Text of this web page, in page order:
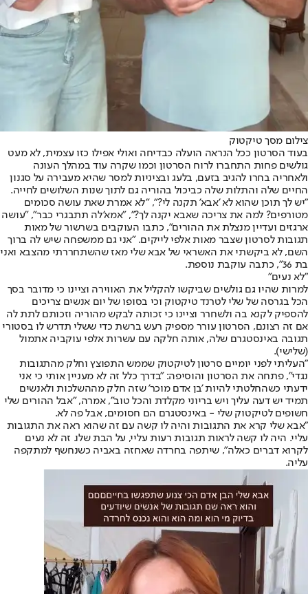
צילום מסך טיקטוק
בעוד הסרטון ככל הנראה הועלה כבדיחה ואולי אפילו כזו עצמית, לא מעט
גולשים פחות התחברו לרוח הסרטון וכמו שקרה עוד במהלך העונה
ולאחריה בחרו להגיב בזעם, בלעג ובציניות למסר שהיא מעבירה על סגנון
החיים שלה והתלות שלה כביכול בהוריה גם לתוך שנות השלושים לחייה.
"יש לך תוכן שהוא לא 'אבא' תקנה לי?", "לא אמרת שאת עושה סכומים
מטורפים? למה את צריכה שאבא יקנה לך?", "אמא'לה תתבגרי כבר", "עושה
ארגזים ועדיין מנצלת את ההורים", כתבו העוקבים בשרשור של מאות
תגובות לסרטון שצבר מאות אלפי לייקים. "אני גם ממשפחה שיש לה ברוך
השם, לא ביקשתי את האשראי של אבא שלי מאז שהשתחררתי מהצבא ואני
בת 36", כתבה עוקבת נוספת.
"לא נעים"
למרות שהיו גם גולשים שביקשו להקליל את האווירה וציינו כי מדובר בסך
הכל בגרסה של שלי לטרנד טיקטוק וכי בסופו של יום אנשים צריכים
להספיק לקנא בה ולשחרר וציינו כי זכותה לבקש מהוריה וזכותם לתת לה
אם זה רצונם, הסרטון עורר מספיק רעש ברשת כדי ששלי תדרש לו בסטורי
תגובה באינסטגרם שלה, אותה חלקה עם עשרות אלפי עוקביה אתמול
(שלישי).
"העליתי לפני יומיים סרטון לטיקטוק שממש התפוצץ וחלק מהתגובות
נגדי", פתחה את הסרטון והוסיפה: "בדרך כלל זה לא מעניין אותי כי אני
ידעתי כשהחלטתי להיות 'בן אדם מוכר' שזה חלק מההשלכות ולאנשים
תמיד יש דעה עליך ויש בריוני מקלדת והכל טוב", אמרה, "אבל ההורים שלי
חשופים לטיקטוק שלי - באינסטגרם הם חסומים, אבל פה לא.
"אבא שלי קרא את התגובות והיה לו קשה עם זה שהוא ראה את התגובות
עליי. היה לו קשה לראות תגובות רעות עליי, על הבת שלו. זה לא נעים
לקרוא דברים כאלה", שיתפה בחרדה שאחזה באביה כשנחשף למתקפה
עליה.